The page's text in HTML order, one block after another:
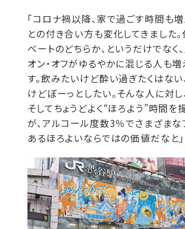
「コロナ禍以降、家で過ごす時間も
との付き合い方も変化してきました
ベートのどちらか、というだけでなく
オン・オフがゆるやかに混じる人も
す。飲みたいけど酔い過ぎたくはない
けどぼーっとしたい。そんな人に対し
そしてちょうどよく“ほろよう”時間を
が、アルコール度数3％でさまざまな
あるほろよいならではの価値だなと」